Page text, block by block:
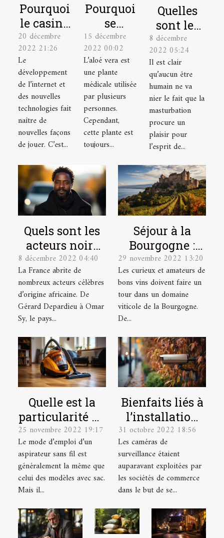
Pourquoi
le casino
en ligne
est-il un
excellent
choix ?
20 décembre
2022 21:26
Le
développement
de l’internet et
des nouvelles
technologies fait
naître de
nouvelles façons
de jouer. C’est...
Pourquoi
se
soigner
avec la
plante
aloé vera
?
15 décembre
2022 00:02
L’aloé vera est
une plante
médicale utilisée
par plusieurs
personnes.
Cependant,
cette plante est
toujours...
Quelles
sont les
astuces
pour bien
se
masturber
?
8 décembre
2022 05:24
Il est clair
qu’aucun être
humain ne va
nier le fait que la
masturbation
procure un
plaisir pour
l’esprit de...
Quels sont les
acteurs noirs
français les
plus célèbres ?
8 décembre 2022 04:40
La France abrite de
nombreux acteurs célèbres
d’origine africaine. De
Gérard Depardieu à Omar
Sy, le pays...
Séjour à la
Bourgogne :
quel domaine
viticole visiter
?
29 novembre 2022 13:20
Les curieux et amateurs de
bons vins doivent faire un
tour dans un domaine
viticole de la Bourgogne.
De...
Quelle est la
particularité du
mode d’emploi
d’un aspirateur
sans sacs ?
25 novembre 2022 19:17
Le mode d’emploi d’un
aspirateur sans fil est
généralement la même que
celui des modèles avec sac.
Mais il...
Bienfaits liés à
l’installation
d’une caméra
de surveillance
chez soi
31 octobre 2022 18:56
Les caméras de
surveillance étaient
auparavant exploitées par
les sociétés de commerce
dans le but de se...